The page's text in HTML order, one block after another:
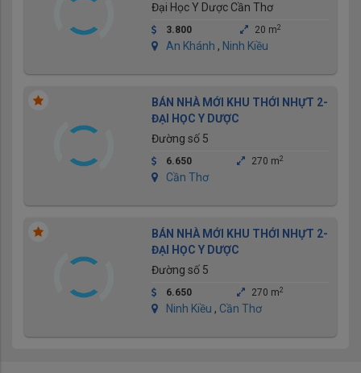
Đại Học Y Dược Cần Thơ
3.800 20 m2
An Khánh , Ninh Kiều
BÁN NHÀ MỚI KHU THỚI NHỰT 2-
ĐẠI HỌC Y DƯỢC
Đường số 5
6.650 270 m2
Cần Thơ
BÁN NHÀ MỚI KHU THỚI NHỰT 2-
ĐẠI HỌC Y DƯỢC
Đường số 5
6.650 270 m2
Ninh Kiều , Cần Thơ